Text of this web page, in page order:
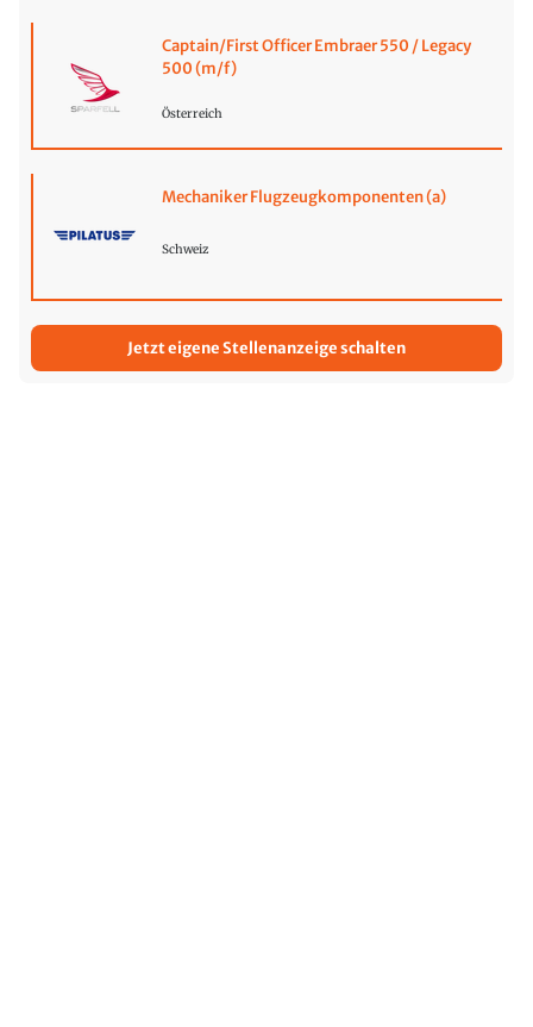
Captain/First Officer Embraer 550 / Legacy
500 (m/f)
Österreich
Mechaniker Flugzeugkomponenten (a)
Schweiz
Jetzt eigene Stellenanzeige schalten